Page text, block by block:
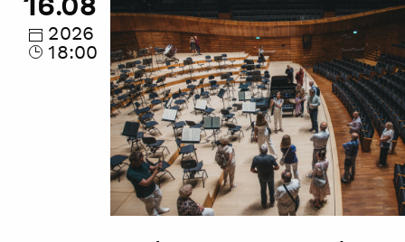
zwiedzanie
zakamarków
NOSPR
2026
18:00